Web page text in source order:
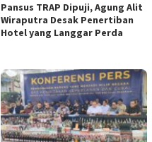
Pansus TRAP Dipuji, Agung Alit
Wiraputra Desak Penertiban
Hotel yang Langgar Perda